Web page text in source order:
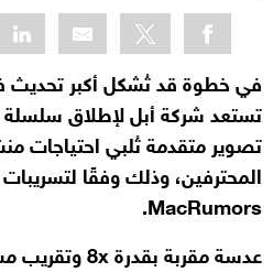
في خطوة قد تُشكل أكبر تحديث
تصوير متقدمة تُلبي احتياجات
المحترفين، وذلك وفقًا
MacRumors.
عدسة مقربة بقدرة 8x وتقريب مستمر